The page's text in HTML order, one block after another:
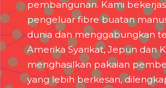
pembangunan. Kami
pengeluar fibre buatan
dunia dan menggabungkan
Amerika Syarikat, Jepun dan
menghasilkan pakaian
yang lebih berkesan,